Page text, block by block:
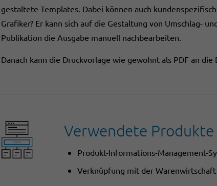
gestaltete Templates. Dabei können auch
Grafiker? Er kann sich auf die Gestaltung von Umschlag-
Publikation die Ausgabe manuell nachbearbeiten.
Danach kann die Druckvorlage wie gewohnt als PDF an
Verwendete Produkte
Produkt-Informations-Management-
Verknüpfung mit der